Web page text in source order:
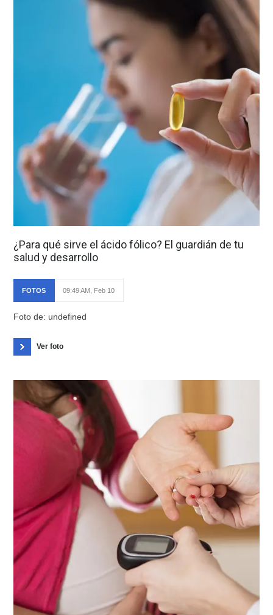
¿Para qué sirve el ácido fólico? El guardián de tu
salud y desarrollo
FOTOS 09:49 AM, Feb 10
Foto de: undefined
Ver foto